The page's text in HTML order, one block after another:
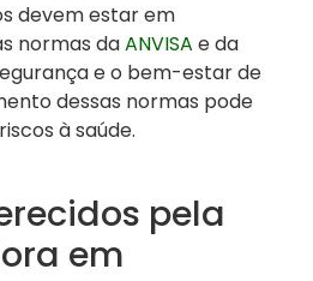
devem estar em
normas daANVISA e da
e o bem-estar de
dessas normas pode
à saúde.
pela
em